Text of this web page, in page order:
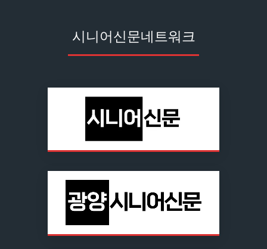
시니어신문네트워크